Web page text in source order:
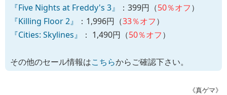
『Five Nights at Freddy's 3』
：399円（50％オフ）
『Killing Floor 2』
：1,996円（33％オフ）
『Cities: Skylines』
： 1,490円（50％オフ）
その他のセール情報はこちらからご確認下さい。
《真ゲマ》